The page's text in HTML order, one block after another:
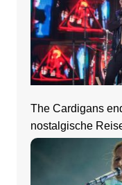
The Cardigans
nostalgische
Zeltfestival Rhein-